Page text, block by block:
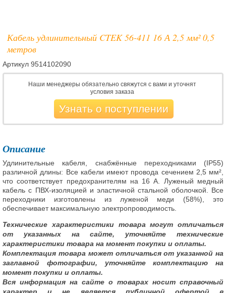
Кабель удлинительный CTEK 56-411 16 А 2,5 мм² 0,5
метров
Артикул 9514102090
Наши менеджеры обязательно свяжутся с вами и уточнят
условия заказа
Узнать о поступлении
Описание
Удлинительные кабеля, снабжённые переходниками (IP55)
различной длины: Все кабели имеют провода сечением 2,5 мм²,
что соответствует предохранителям на 16 A. Луженый медный
кабель с ПВХ-изоляцией и эластичной стальной оболочкой. Все
переходники изготовлены из луженой меди (58%), это
обеспечивает максимальную электропроводимость.
Технические характеристики товара могут отличаться
от указанных на сайте, уточняйте технические
характеристики товара на момент покупки и оплаты.
Комплектация товара может отличаться от указанной на
заглавной фотографии, уточняйте комплектацию на
момент покупки и оплаты.
Вся информация на сайте о товарах носит справочный